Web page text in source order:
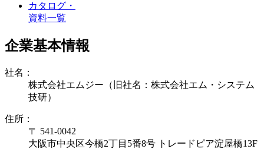
カタログ・
資料一覧
企業基本情報
社名：
株式会社エムジー（旧社名：株式会社エム・システム
技研）
住所：
〒 541-0042
大阪市中央区今橋2丁目5番8号 トレードピア淀屋橋13F